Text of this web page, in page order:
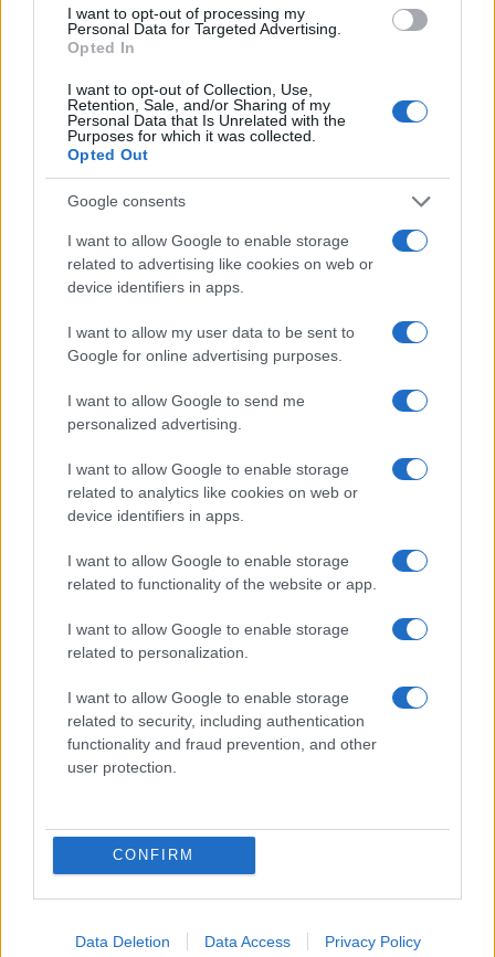
I want to opt-out of processing my
Personal Data for Targeted Advertising.
Opted In
I want to opt-out of Collection, Use,
Retention, Sale, and/or Sharing of my
Personal Data that Is Unrelated with the
Purposes for which it was collected.
Opted Out
Google consents
I want to allow Google to enable storage
related to advertising like cookies on web or
device identifiers in apps.
I want to allow my user data to be sent to
Google for online advertising purposes.
I want to allow Google to send me
personalized advertising.
I want to allow Google to enable storage
related to analytics like cookies on web or
device identifiers in apps.
I want to allow Google to enable storage
related to functionality of the website or app.
I want to allow Google to enable storage
related to personalization.
I want to allow Google to enable storage
related to security, including authentication
functionality and fraud prevention, and other
user protection.
CONFIRM
Data Deletion Data Access Privacy Policy
NECROLOGIE
Mario Malu
Paolo Pinna
I nostri cari
I nostri cari
I nostri cari
Invia un Comunicato Stampa